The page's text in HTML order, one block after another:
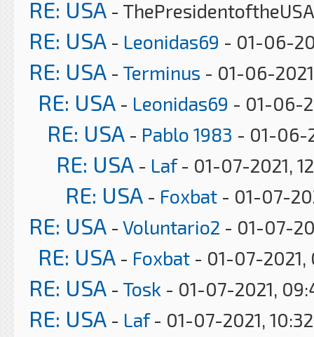
RE: USA -
RE: USA - Leonidas69 - 01-06-
RE: USA - Terminus - 01-06-
RE: USA - Leonidas69 - 01-06-
RE: USA - Pablo 1983 - 01-06-
RE: USA - Laf- 01-07-2021,
RE: USA - Foxbat - 01-07-
RE: USA - Voluntario2 - 01-07-
RE: USA - Foxbat - 01-07-2021,
RE: USA - Tosk - 01-07-2021,
RE: USA - Laf- 01-07-2021,